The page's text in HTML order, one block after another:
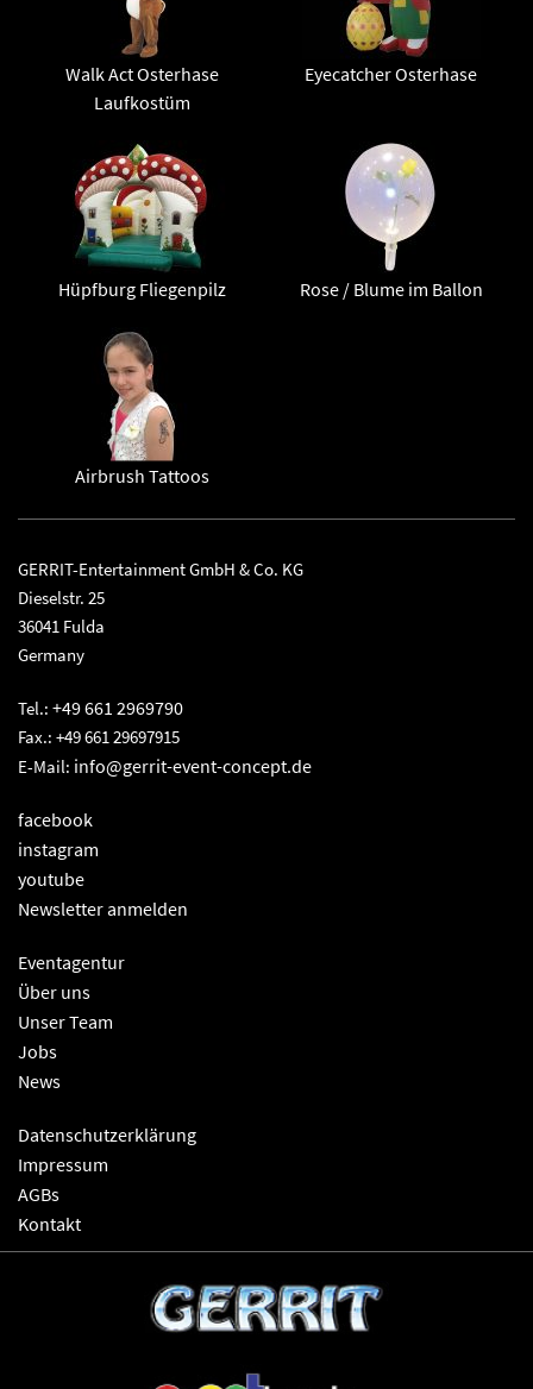
Walk Act Osterhase
Laufkostüm
Eyecatcher Osterhase
Hüpfburg Fliegenpilz Rose / Blume im Ballon
Airbrush Tattoos
GERRIT-Entertainment GmbH & Co. KG
Dieselstr. 25
36041 Fulda
Germany
Tel.: +49 661 2969790
Fax.: +49 661 29697915
E-Mail: info@gerrit-event-concept.de
facebook
instagram
youtube
Newsletter anmelden
Eventagentur
Über uns
Unser Team
Jobs
News
Datenschutzerklärung
Impressum
AGBs
Kontakt